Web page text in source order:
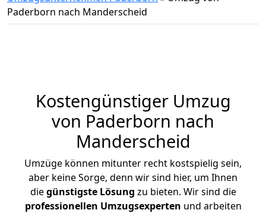
Paderborn nach Manderscheid
Kostengünstiger Umzug
von Paderborn nach
Manderscheid
Umzüge können mitunter recht kostspielig sein,
aber keine Sorge, denn wir sind hier, um Ihnen
diegünstigste Lösung zu bieten. Wir sind die
professionellen Umzugsexperten und arbeiten